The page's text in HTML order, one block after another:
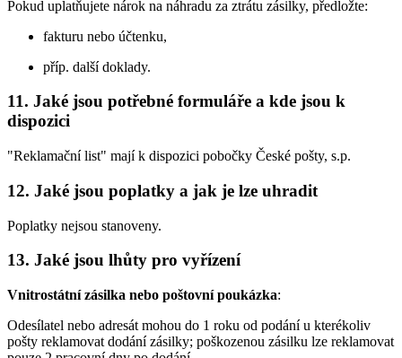
Pokud uplatňujete nárok na náhradu za ztrátu zásilky, předložte:
fakturu nebo účtenku,
příp. další doklady.
11. Jaké jsou potřebné formuláře a kde jsou k
dispozici
"Reklamační list" mají k dispozici pobočky České pošty, s.p.
12. Jaké jsou poplatky a jak je lze uhradit
Poplatky nejsou stanoveny.
13. Jaké jsou lhůty pro vyřízení
Vnitrostátní zásilka nebo poštovní poukázka:
Odesílatel nebo adresát mohou do 1 roku od podání u kterékoliv
pošty reklamovat dodání zásilky; poškozenou zásilku lze reklamovat